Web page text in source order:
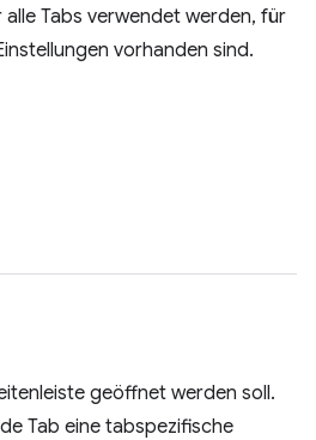
Tabs verwendet werden, für
vorhanden sind.
geöffnet werden soll.
Tab eine tabspezifische